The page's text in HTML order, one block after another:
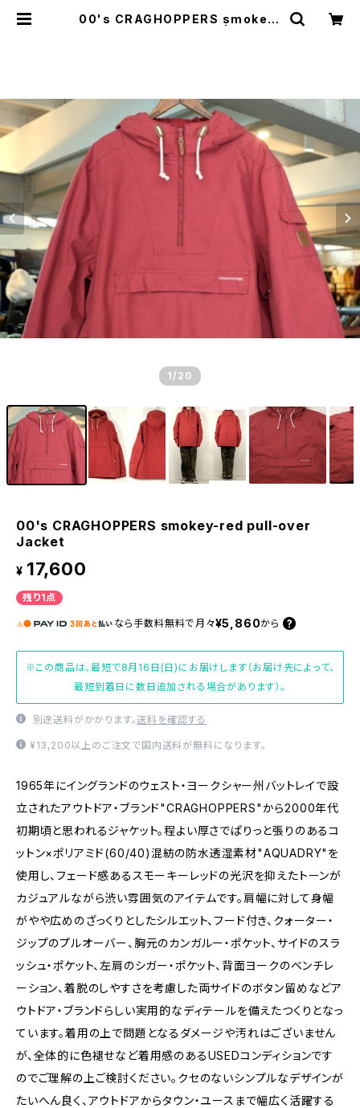
00's CRAGHOPPERS smokey-
1 /20
00's CRAGHOPPERS smokey-red pull-over
Jacket
¥ 17,600
残り1点
なら 手数料無料で 月々¥5,860から
※この商品は、最短で8月16日(日)にお届けします（お届け先によって、
最短到着日に数日追加される場合があります）。
別途送料がかかります。送料を確認する
¥13,200以上のご注文で国内送料が無料になります。
1965年にイングランドのウェスト・ヨークシャー州バットレイで設
立されたアウトドア・ブランド"CRAGHOPPERS"から2000年代
初期頃と思われるジャケット。程よい厚さでぱりっと張りのあるコ
ットン×ポリアミド(60/40)混紡の防水透湿素材"AQUADRY"を
使用し、フェード感あるスモーキーレッドの光沢を抑えたトーンが
カジュアルながら渋い雰囲気のアイテムです。肩幅に対して身幅
がやや広めのざっくりとしたシルエット、フード付き、クォーター・
ジップのプルオーバー、胸元のカンガルー・ポケット、サイドのスラ
ッシュ・ポケット、左肩のシガー・ポケット、背面ヨークのベンチレ
ーション、着脱のしやすさを考慮した両サイドのボタン留めなどア
ウトドア・ブランドらしい実用的なディテールを備えたつくりとなっ
ています。着用の上で問題となるダメージや汚れはございません
が、全体的に色褪せなど着用感のあるUSEDコンディションです
のでご理解の上ご検討ください。クセのないシンプルなデザインが
たいへん良く、アウトドアからタウン・ユースまで幅広く活躍する